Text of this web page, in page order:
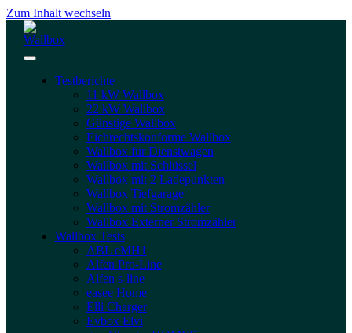
Zum Inhalt wechseln
Testberichte
11 kW Wallbox
22 kW Wallbox
Günstige Wallbox
Eichrechtskonforme Wallbox
Wallbox für Dienstwagen
Wallbox mit Schlüssel
Wallbox mit 2 Ladepunkten
Wallbox Tiefgarage
Wallbox mit Stromzähler
Wallbox Externer Stromzähler
Wallbox Tests
ABL eMH1
Alfen Pro-Line
Alfen s-line
easee Home
Elli Charger
Evbox Elvi